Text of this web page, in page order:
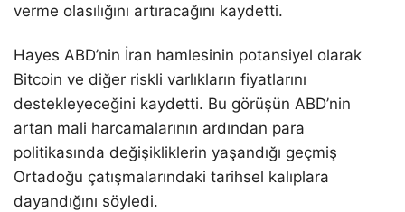
verme olasılığını artıracağını kaydetti.
Hayes ABD’nin İran hamlesinin potansiyel olarak
Bitcoin ve diğer riskli varlıkların fiyatlarını
destekleyeceğini kaydetti. Bu görüşün ABD’nin
artan mali harcamalarının ardından para
politikasında değişikliklerin yaşandığı geçmiş
Ortadoğu çatışmalarındaki tarihsel kalıplara
dayandığını söyledi.